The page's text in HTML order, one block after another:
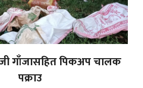
गाँजासहित पिकअप चालक
पक्राउ